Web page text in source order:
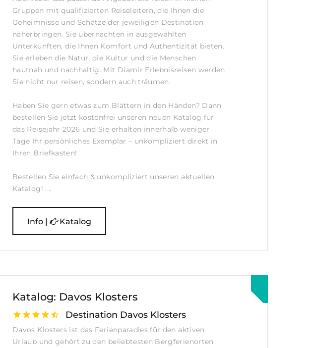
Gruppen mit qualifizierten Reiseleitern, die Ihnen die
Geheimnisse und Schätze der jeweiligen Destination
näherbringen. Sie übernachten in ausgewählten
Unterkünften, die Ihnen Komfort und Authentizität bieten.
Sie erleben die Natur, die Kultur und die Menschen
hautnah und nachhaltig. Mit Diamir Erlebnisreisen werden
Sie nicht nur reisen, sondern auch träumen.
Haben Sie gern etwas zum Blättern in den Händen? Dann
bestellen Sie jetzt kostenfrei unseren neuen Katalog für
das Reisejahr 2026 und Sie erhalten innerhalb weniger
Tage Ihr persönliches Exemplar – unkompliziert direkt in
Ihren Briefkasten!
Bestellen Sie einfach & unkompliziert unseren aktuellen
Katalog! ....
Info | Katalog
Katalog: Davos Klosters
Destination Davos Klosters
Davos Klosters ist das Ferienparadies für den aktiven
Urlaub und gehört zu den beliebtesten Bergferienorten